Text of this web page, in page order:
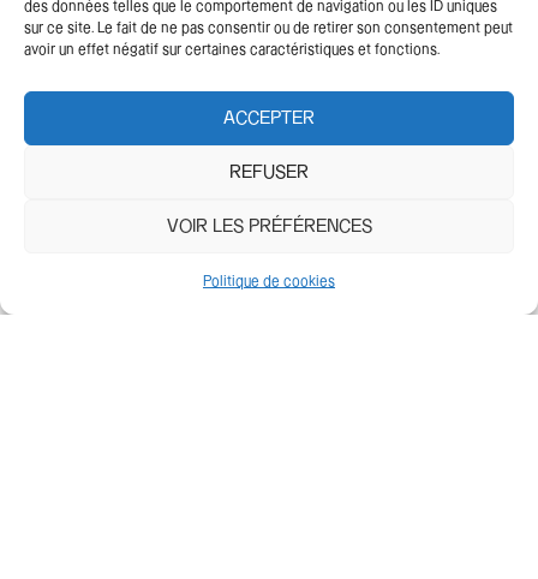
des données telles que le comportement de navigation ou les ID uniques
sur ce site. Le fait de ne pas consentir ou de retirer son consentement peut
avoir un effet négatif sur certaines caractéristiques et fonctions.
ACCEPTER
REFUSER
VOIR LES PRÉFÉRENCES
Politique de cookies
Derniers projets